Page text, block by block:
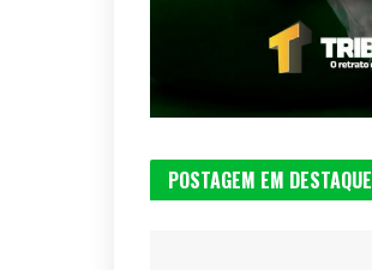
POSTAGEM EM DESTAQUE